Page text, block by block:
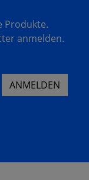
Produkte.
anmelden.
ANMELDEN